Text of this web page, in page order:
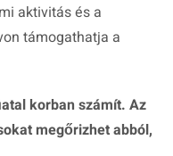
aktivitás és a
támogathatja a
korban számít. Az
megőrizhet abból,